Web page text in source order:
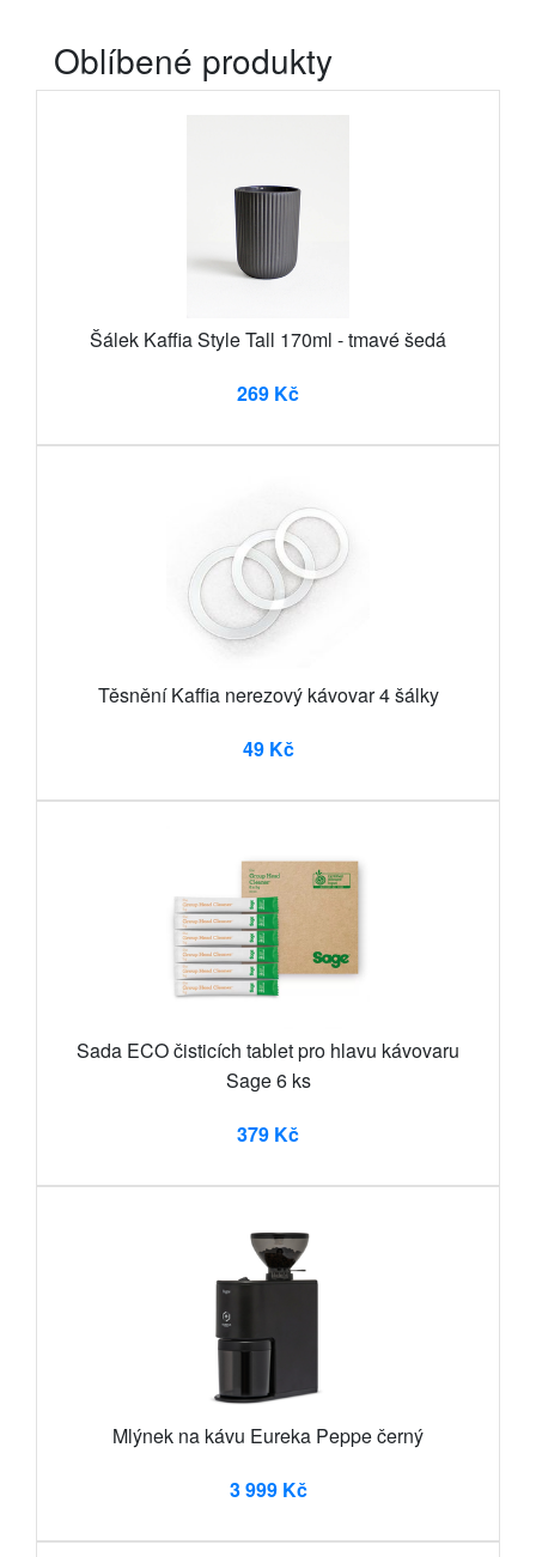
Oblíbené produkty
Šálek Kaffia Style Tall 170ml - tmavé šedá
269 Kč
Těsnění Kaffia nerezový kávovar 4 šálky
49 Kč
Sada ECO čisticích tablet pro hlavu kávovaru
Sage 6 ks
379 Kč
Mlýnek na kávu Eureka Peppe černý
3 999 Kč